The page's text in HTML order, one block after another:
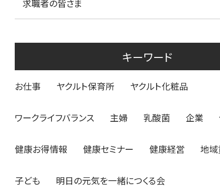
求職者の皆さま
キーワード
お仕事 ヤクルト保育所 ヤクルト化粧品
ワークライフバランス 主婦 乳酸菌 企業
健康お得情報 健康セミナー 健康経営 地
子ども 明日の元気を一緒につくる会